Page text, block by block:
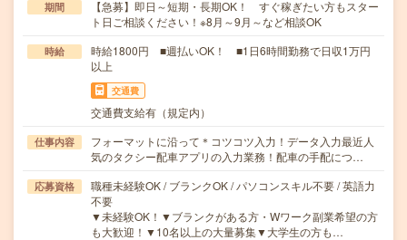
期間
【急募】即日～短期・長期OK！ すぐ稼ぎたい方もスター
ト日ご相談ください！※8月～9月～など相談OK
時給
時給1800円 ■週払いOK！ ■1日6時間勤務で日収1万円
以上
交通費
交通費支給有（規定内）
仕事内容
フォーマットに沿って＊コツコツ入力！データ入力最近人
気のタクシー配車アプリの入力業務！配車の手配につ…
応募資格
職種未経験OK / ブランクOK / パソコンスキル不要 / 英語力
不要
▼未経験OK！▼ブランクがある方・Wワーク副業希望の方
も大歓迎！▼10名以上の大量募集▼大学生の方も…